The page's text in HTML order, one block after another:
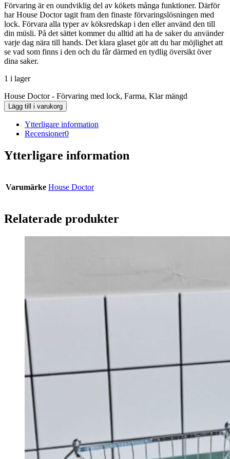
Förvaring är en oundviklig del av kökets många funktioner. Därför
har House Doctor tagit fram den finaste förvaringslösningen med
lock. Förvara alla typer av köksredskap i den eller använd den till
din müsli. På det sättet kommer du alltid att ha de saker du använder
varje dag nära till hands. Det klara glaset gör att du har möjlighet att
se vad som finns i den och du får därmed en tydlig översikt över
dina saker.
1 i lager
House Doctor - Förvaring med lock, Farma, Klar mängd
Lägg till i varukorg
Ytterligare information
Recensioner0
Ytterligare information
Varumärke House Doctor
Relaterade produkter